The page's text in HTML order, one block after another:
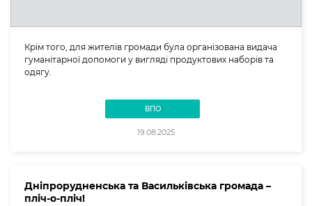
Крім того, для жителів громади була організована видача
гуманітарної допомоги у вигляді продуктових наборів та
одягу.
ВПО
19.08.2025
Дніпрорудненська та Васильківська громада –
пліч-о-пліч!